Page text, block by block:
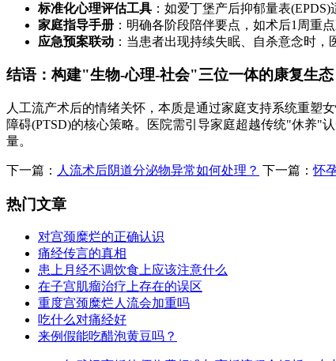
标准化心理评估工具 ：如爱丁堡产后抑郁量表(EPDS)
家庭指导手册 ：明确各阶段陪伴要点，如术后1周重
应急预案联动 ：当患者出现持续失眠、自杀意念时，
结语：构建"生物-心理-社会"三位一体的康复生态
人工流产术后的情绪关怀，本质是通过家庭支持系统重塑
障碍(PTSD)的核心策略。医院需引导家庭超越传统"休养
量。
下一篇： 人流术后阴道分泌物异常如何处理？ 下一篇：怀
热门文章
对宫颈糜烂的正确认识
痛经传言的真相
患上月经不调饮食上应该注意什么
在子宫肌瘤治疗上存在的误区
重度宫颈糜烂人流会加重吗
吃什么对痛经好
来例假能吃醋泡黄豆吗？